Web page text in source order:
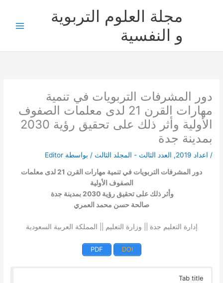
مجلة العلوم التربوية
و النفسية
دور المشرفات التربويات في تنمية
مهارات القرن 21 لدى معلمات الصفوف
الأولية وأثر ذلك على تحقيق رؤية 2030
بمدينة جدة
/ اعداد 2019 , العدد الثالث - المجلد الثالث / بواسطة Editor
دور المشرفات التربويات في تنمية مهارات القرن 21 لدى معلمات
الصفوف الأولية
وأثر ذلك على تحقيق رؤية 2030 بمدينة جدة
صالحة حسن محمد العمري
إدارة التعليم جدة || وزارة التعليم || المملكة العربية السعودية
DOI
PDF
Tab title